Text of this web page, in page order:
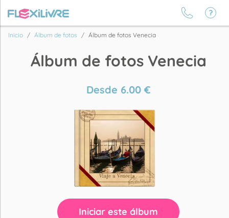
Inicio Álbum de fotos Álbum de fotos Venecia
Álbum de fotos Venecia
Desde 6.00€
Iniciar este álbum